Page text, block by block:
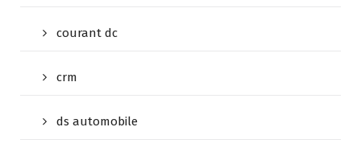
courant dc
crm
ds automobile